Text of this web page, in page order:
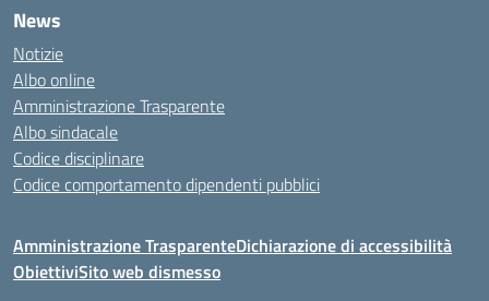
News
Notizie
Albo online
Amministrazione Trasparente
Albo sindacale
Codice disciplinare
Codice comportamento dipendenti pubblici
Amministrazione TrasparenteDichiarazione di accessibilità
ObiettiviSito web dismesso